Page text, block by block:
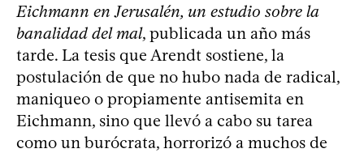
Eichmann en Jerusalén, un estudio sobre la
banalidad del mal, publicada un año más
tarde. La tesis que Arendt sostiene, la
postulación de que no hubo nada de radical,
maniqueo o propiamente antisemita en
Eichmann, sino que llevó a cabo su tarea
como un burócrata, horrorizó a muchos de